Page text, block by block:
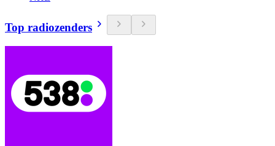
Top radiozenders